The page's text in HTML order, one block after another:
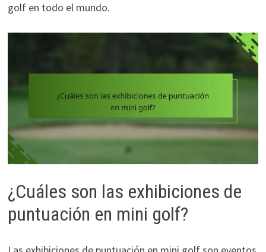
golf en todo el mundo.
¿Cuáles son las exhibiciones de
puntuación en mini golf?